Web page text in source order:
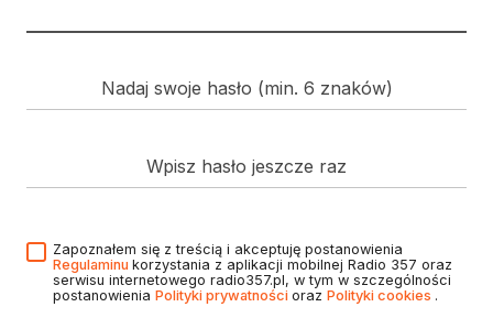
Nadaj swoje hasło (min. 6 znaków)
Wpisz hasło jeszcze raz
Zapoznałem się z treścią i akceptuję postanowienia
Regulaminu korzystania z aplikacji mobilnej Radio 357 oraz
serwisu internetowego radio357.pl, w tym w szczególności
postanowienia Polityki prywatności oraz Polityki cookies .